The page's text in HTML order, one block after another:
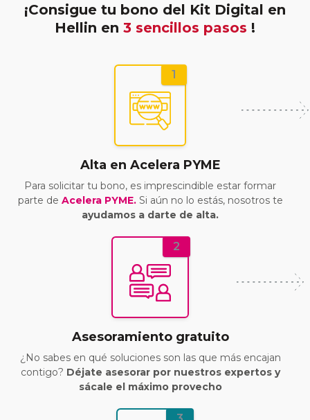
¡Consigue tu bono del Kit Digital en
Hellin en 3 sencillos pasos !
Alta en Acelera PYME
Para solicitar tu bono, es imprescindible estar formar
parte de Acelera PYME. Si aún no lo estás, nosotros te
ayudamos a darte de alta.
1
Asesoramiento gratuito
¿No sabes en qué soluciones son las que más encajan
contigo? Déjate asesorar por nuestros expertos y
sácale el máximo provecho
2